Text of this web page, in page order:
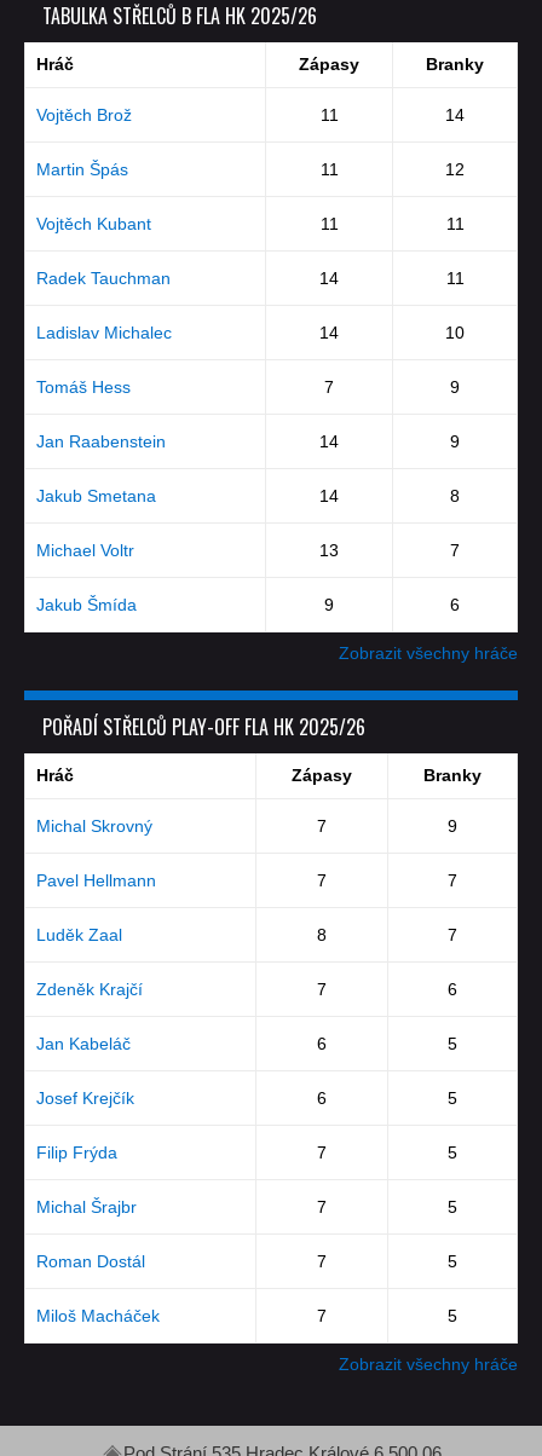
TABULKA STŘELCŮ B FLA HK 2025/26
Hráč Zápasy Branky
Vojtěch Brož 11 14
Martin Špás 11 12
Vojtěch Kubant 11 11
Radek Tauchman 14 11
Ladislav Michalec 14 10
Tomáš Hess 7 9
Jan Raabenstein 14 9
Jakub Smetana 14 8
Michael Voltr 13 7
Jakub Šmída 9 6
Zobrazit všechny hráče
POŘADÍ STŘELCŮ PLAY-OFF FLA HK 2025/26
Hráč Zápasy Branky
Michal Skrovný 7 9
Pavel Hellmann 7 7
Luděk Zaal 8 7
Zdeněk Krajčí 7 6
Jan Kabeláč 6 5
Josef Krejčík 6 5
Filip Frýda 7 5
Michal Šrajbr 7 5
Roman Dostál 7 5
Miloš Macháček 7 5
Zobrazit všechny hráče